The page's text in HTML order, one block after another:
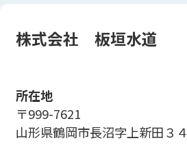
株式会社 板垣水道
所在地
〒999-7621
山形県鶴岡市長沼字上新田３４